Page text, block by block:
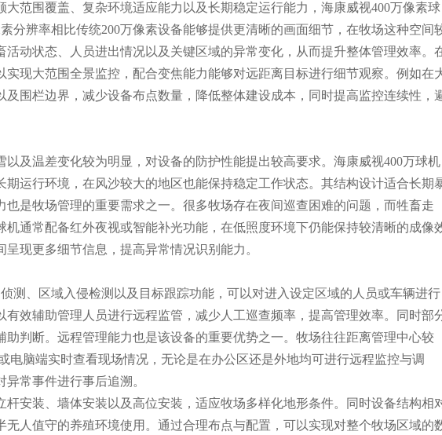
范围覆盖、复杂环境适应能力以及长期稳定运行能力，海康威视400万像素球
分辨率相比传统200万像素设备能够提供更清晰的画面细节，在牧场这种空间
动状态、人员进出情况以及关键区域的异常变化，从而提升整体管理效率。
现大范围全景监控，配合变焦能力能够对远距离目标进行细节观察。例如在
围栏边界，减少设备布点数量，降低整体建设成本，同时提高监控连续性，
及温差变化较为明显，对设备的防护性能提出较高要求。海康威视400万球机
运行环境，在风沙较大的地区也能保持稳定工作状态。其结构设计适合长期
是牧场管理的重要需求之一。很多牧场存在夜间巡查困难的问题，而牲畜走
通常配备红外夜视或智能补光功能，在低照度环境下仍能保持较清晰的成像
现更多细节信息，提高异常情况识别能力。
测、区域入侵检测以及目标跟踪功能，可以对进入设定区域的人员或车辆进行
效辅助管理人员进行远程监管，减少人工巡查频率，提高管理效率。同时部
判断。远程管理能力也是该设备的重要优势之一。牧场往往距离管理中心较
电脑端实时查看现场情况，无论是在办公区还是外地均可进行远程监控与调
常事件进行事后追溯。
安装、墙体安装以及高位安装，适应牧场多样化地形条件。同时设备结构相
人值守的养殖环境使用。通过合理布点与配置，可以实现对整个牧场区域的